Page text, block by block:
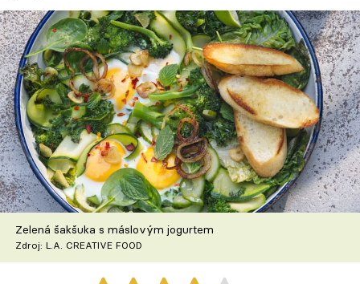
Témata
Recepty
Články
TV Program
Škola vaření
Recepty z TV
Speciál: Cuketa
Zelená šakšuka s máslovým jogurtem
Zdroj: L.A. CREATIVE FOOD